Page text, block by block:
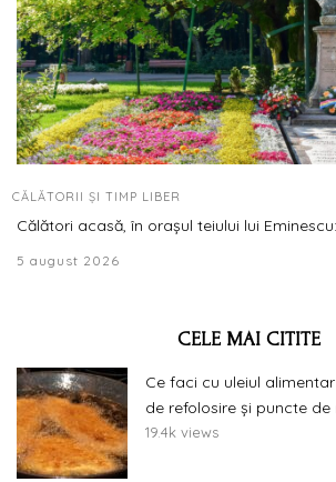
CĂLĂTORII ȘI TIMP LIBER
Călători acasă, în orașul teiului lui
5 august 2026
CELE MAI CITITE
Ce faci cu uleiul
de refolosire și puncte de
19.4k views